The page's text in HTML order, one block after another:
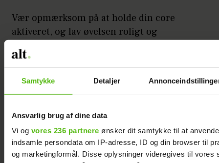
Samtykke Detaljer
Ansvarlig brug af dine data
Vi og vores 236 partnere ønsker dit samtykke til at
indsamle persondata om IP-adresse, ID og din browser til
og marketingformål. Disse oplysninger videregives til vores
Vær opmærksom på at holde din core
aktiveret, og lav øvelsen roligt og
kontrolleret. Øvelsen stiller krav til både
din balance, koordination og styrken i din
Antal gentagelser:10 x 3 per. side.